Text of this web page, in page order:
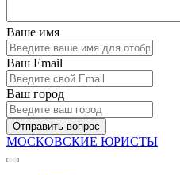
Ваше имя
Ваш Email
Ваш город
Отправить вопрос
МОСКОВСКИЕ ЮРИСТЫ